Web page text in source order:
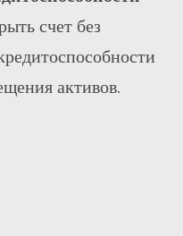
счет без
активов.